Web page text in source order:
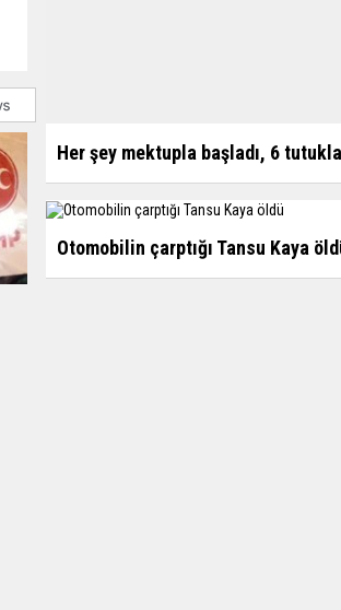
Her şey mektupla başladı, 6
Otomobilin çarptığı Tansu Kaya